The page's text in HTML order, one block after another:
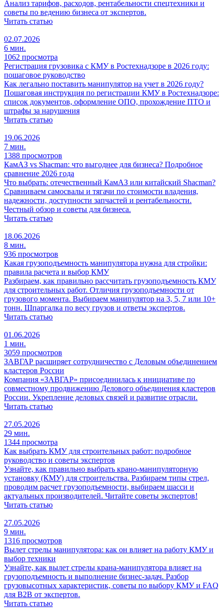
Анализ тарифов, расходов, рентабельности спецтехники и
советы по ведению бизнеса от экспертов.
Читать статью
02.07.2026
6 мин.
1062 просмотра
Регистрация грузовика с КМУ в Ростехнадзоре в 2026 году:
пошаговое руководство
Как легально поставить манипулятор на учет в 2026 году?
Пошаговая инструкция по регистрации КМУ в Ростехнадзоре:
список документов, оформление ОПО, прохождение ПТО и
штрафы за нарушения
Читать статью
19.06.2026
7 мин.
1388 просмотров
КамАЗ vs Shacman: что выгоднее для бизнеса? Подробное
сравнение 2026 года
Что выбрать: отечественный КамАЗ или китайский Shacman?
Сравниваем самосвалы и тягачи по стоимости владения,
надежности, доступности запчастей и рентабельности.
Честный обзор и советы для бизнеса.
Читать статью
18.06.2026
8 мин.
936 просмотров
Какая грузоподъемность манипулятора нужна для стройки:
правила расчета и выбор КМУ
Разбираем, как правильно рассчитать грузоподъемность КМУ
для строительных работ. Отличия грузоподъемности от
грузового момента. Выбираем манипулятор на 3, 5, 7 или 10+
тонн. Шпаргалка по весу грузов и ответы экспертов.
Читать статью
01.06.2026
1 мин.
3059 просмотров
ЗАВГАР расширяет сотрудничество с Деловым объединением
кластеров России
Компания «ЗАВГАР» присоединилась к инициативе по
совместному продвижению Делового объединения кластеров
России. Укрепление деловых связей и развитие отрасли.
Читать статью
27.05.2026
29 мин.
1344 просмотра
Как выбрать КМУ для строительных работ: подробное
руководство и советы экспертов
Узнайте, как правильно выбрать крано-манипуляторную
установку (КМУ) для строительства. Разбираем типы стрел,
проводим расчет грузоподъемности, выбираем шасси и
актуальных производителей. Читайте советы экспертов!
Читать статью
27.05.2026
9 мин.
1316 просмотров
Вылет стрелы манипулятора: как он влияет на работу КМУ и
выбор техники
Узнайте, как вылет стрелы крана-манипулятора влияет на
грузоподъемность и выполнение бизнес-задач. Разбор
грузовысотных характеристик, советы по выбору КМУ и FAQ
для B2B от экспертов.
Читать статью